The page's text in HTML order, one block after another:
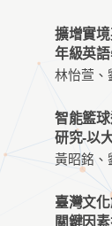
擴增實
年級英
林怡萱、
智能籃
研究-以
黃昭銘、
臺灣文
關鍵因